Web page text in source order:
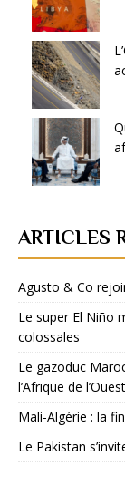
ARTICLES
Agusto & Co
Le super El Niño
colossales
Le gazoduc
l’Afrique de l’Ouest
Mali-Algérie : la
Le Pakistan